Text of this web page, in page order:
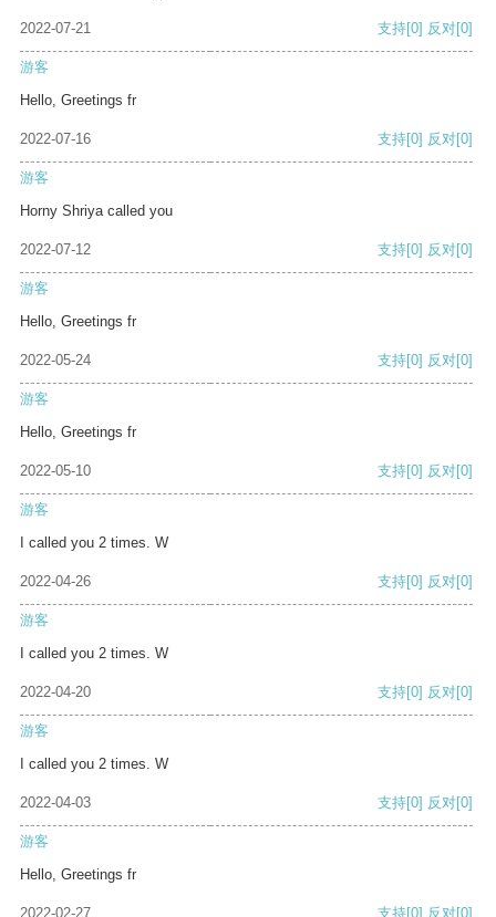
2022-07-21 支持[0] 反对[0]
游客
Hello, Greetings fr
2022-07-16 支持[0] 反对[0]
游客
Horny Shriya called you
2022-07-12 支持[0] 反对[0]
游客
Hello, Greetings fr
2022-05-24 支持[0] 反对[0]
游客
Hello, Greetings fr
2022-05-10 支持[0] 反对[0]
游客
I called you 2 times. W
2022-04-26 支持[0] 反对[0]
游客
I called you 2 times. W
2022-04-20 支持[0] 反对[0]
游客
I called you 2 times. W
2022-04-03 支持[0] 反对[0]
游客
Hello, Greetings fr
2022-02-27 支持[0] 反对[0]